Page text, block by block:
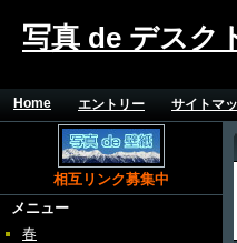
写真 de デスク
Home エントリー サイトマ
相互リンク募集中
メニュー
春